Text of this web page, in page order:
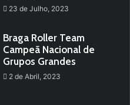
23 de Julho, 2023
Braga Roller Team
Campeã Nacional de
Grupos Grandes
2 de Abril, 2023